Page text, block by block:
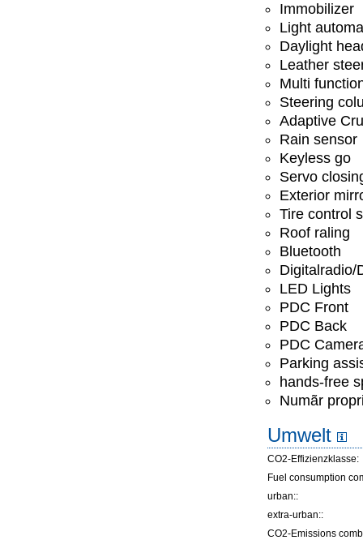
Immobilizer
Light
Daylight
Leather
Multi
Steering
Adaptive
Rain sensor
Keyless go
Servo
Exterior
Tire control
Roof raling
Bluetooth
Digitalradio/
LED Lights
PDC Front
PDC Back
PDC
Parking
hands-free
Numãr
Umwelt
CO2-Effizienzklasse:
Fuel consumption
urban::
extra-urban::
CO2-Emissions